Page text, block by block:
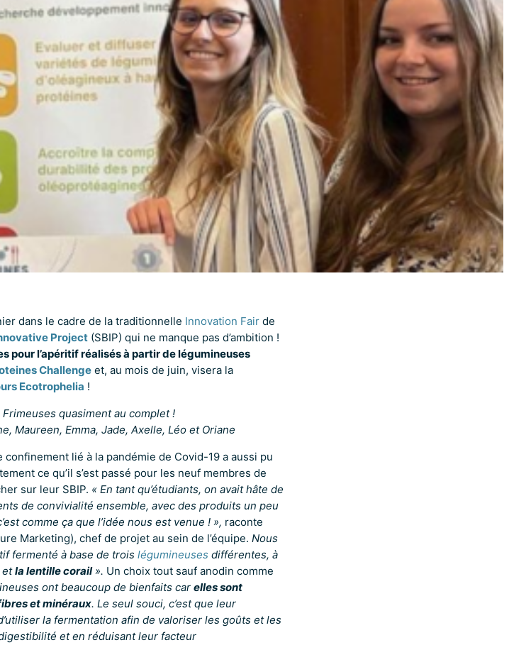
dans le cadre de la traditionnelle Innovation Fairde
Project(SBIP) qui ne manque pas d’ambition !
pour l’apéritif réalisés à partir de légumineuses
Challengeet, au mois de juin, visera la
Ecotrophelia !
Frimeuses quasiment au complet !
Maureen, Emma, Jade, Axelle, Léo et Oriane
lié à la pandémie de Covid-19 a aussi pu
ce qu’il s’est passé pour les neuf membres de
sur leur SBIP. « En tant qu’étudiants, on avait hâte de
de convivialité ensemble, avec des produits un peu
comme ça que l’idée nous est venue ! », raconte
Marketing), chef de projet au sein de l’équipe. Nous
fermenté à base de trois légumineuses différentes, à
la lentille corail». Un choix tout sauf anodin comme
ont beaucoup de bienfaits car elles sont
et minéraux. Le seul souci, c’est que leur
la fermentation afin de valoriser les goûts et les
et en réduisant leur facteur